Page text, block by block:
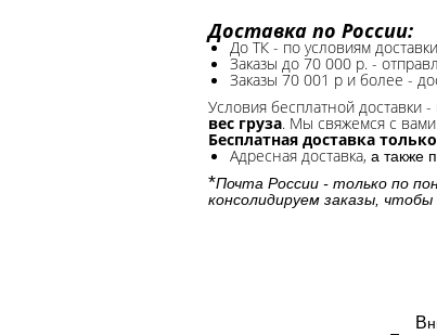
Доставка по России:
До ТК - по условиям
Заказы до 70 000 р. -
Заказы 70 001 р и более -
Условия бесплатной доставки -
вес груза. Мы свяжемся с вами
Бесплатная доставка
Адресная доставка, а также
*Почта России - только по
консолидируем заказы,
В